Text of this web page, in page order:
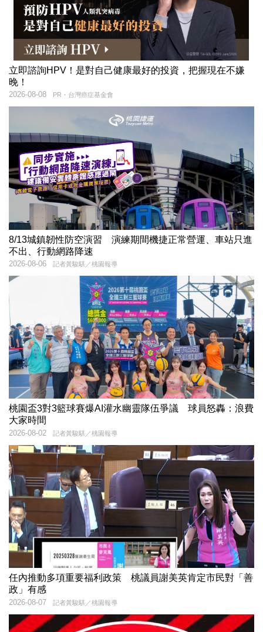
立即諮詢HPV！是對自己健康最好的投資，把握現在不嫌
晚！
PR・台灣癌症基金會
2026-08-08
8/13城鎮韌性防空演習 演練期間機捷正常營運、車站只進
不出、行動網路降速
記者黃駿騏／桃園報導
2026-08-06
桃園盃3對3籃球賽爆AI灌水幽靈隊伍爭議 球員怒轟：浪費
大家時間
記者黃駿騏／桃園報導
2026-08-02
任內推動多項重要福利政策 桃議員謝美英肯定市民對「善
政」有感
記者黃駿騏／桃園報導
2026-08-07